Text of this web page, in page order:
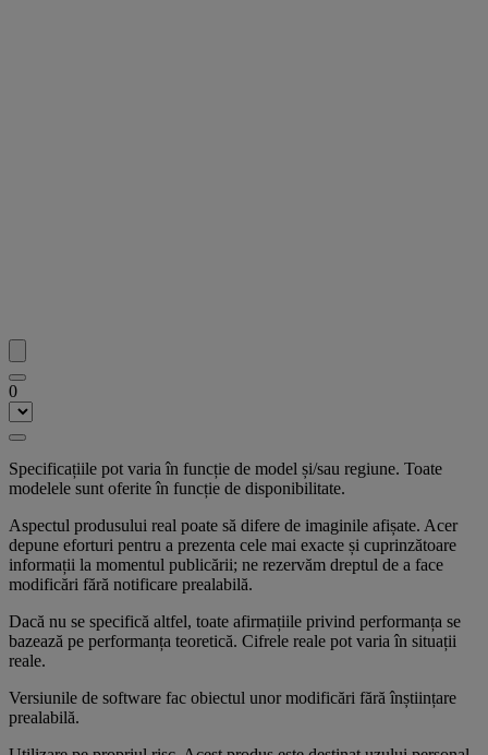
0
Specificațiile pot varia în funcție de model și/sau regiune. Toate
modelele sunt oferite în funcție de disponibilitate.
Aspectul produsului real poate să difere de imaginile afișate. Acer
depune eforturi pentru a prezenta cele mai exacte și cuprinzătoare
informații la momentul publicării; ne rezervăm dreptul de a face
modificări fără notificare prealabilă.
Dacă nu se specifică altfel, toate afirmațiile privind performanța se
bazează pe performanța teoretică. Cifrele reale pot varia în situații
reale.
Versiunile de software fac obiectul unor modificări fără înștiințare
prealabilă.